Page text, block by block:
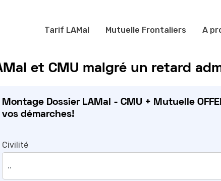
Tarif LAMal Mutuelle Frontaliers A
et CMU malgré un retard
Montage Dossier LAMal - CMU + Mutuelle
vos démarches!
Civilité